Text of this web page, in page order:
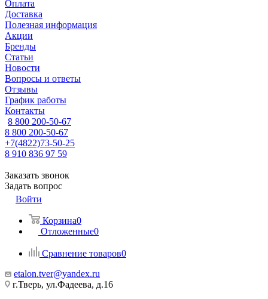
Оплата
Доставка
Полезная информация
Акции
Бренды
Статьи
Новости
Вопросы и ответы
Отзывы
График работы
Контакты
8 800 200-50-67
8 800 200-50-67
+7(4822)73-50-25
8 910 836 97 59
Заказать звонок
Задать вопрос
Войти
Корзина0
Отложенные0
Сравнение товаров0
etalon.tver@yandex.ru
г.Тверь, ул.Фадеева, д.16